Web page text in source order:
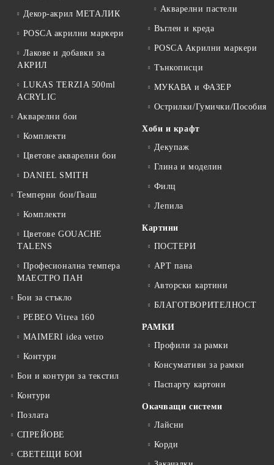
Декор-акрил МЕТАЛИК
POSCA акрилни маркери
Лакове и добавки за
АКРИЛ
LUKAS TERZIA 500ml
ACRYLIC
Акварелни бои
Комплекти
Цветове акварелни бои
DANIEL SMITH
Темперни бои/Гваш
Комплекти
Цветове GOUACHE
TALENS
Професионална темпера
МАЕСТРО ПАН
Бои за стъкло
PEBEO Vitrea 160
MAIMERI idea vetro
Контури
Бои и контури за текстил
Контури
Позлата
СПРЕЙОВЕ
СВЕТЕЩИ БОИ
Акварелни пастели
Въглен и креда
POSCA Акрилни маркери
Тънкописци
МУКАВА и ФАЗЕР
Острилки/Гумички/Пособия
Хоби и крафт
Декупаж
Глина и моделин
Филц
Лепила
Картини
ПОСТЕРИ
АРТ пана
Авторски картини
БЛАГОТВОРИТЕЛНОСТ
РАМКИ
Профили за рамки
Консумативи за рамки
Паспарту картони
Окачващи системи
Лайсни
Корди